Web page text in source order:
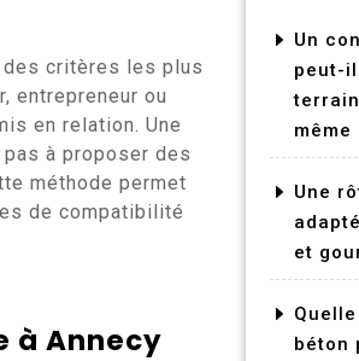
des critères les plus
entrepreneur ou
en relation. Une
à proposer des
méthode permet
de compatibilité
à Annecy
Un
peut-
même
Une
et
béton